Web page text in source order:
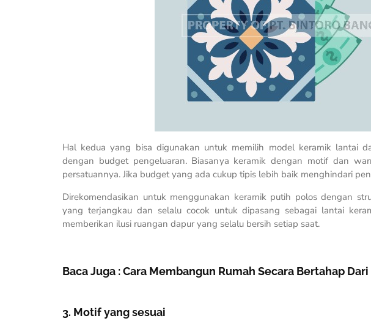
Hal kedua yang bisa digunakan untuk memilih model keramik lantai
dengan budget pengeluaran. Biasanya keramik dengan motif dan
persatuannya. Jika budget yang ada cukup tipis lebih baik menghindari
Direkomendasikan untuk menggunakan keramik putih polos dengan
yang terjangkau dan selalu cocok untuk dipasang sebagai lantai
memberikan ilusi ruangan dapur yang selalu bersih setiap saat.
Baca Juga :Cara Membangun Rumah Secara Bertahap
3. Motif yang sesuai